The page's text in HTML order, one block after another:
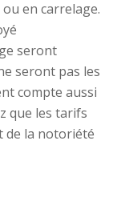
en carrelage.
seront
seront pas les
compte aussi
que les tarifs
de la notoriété